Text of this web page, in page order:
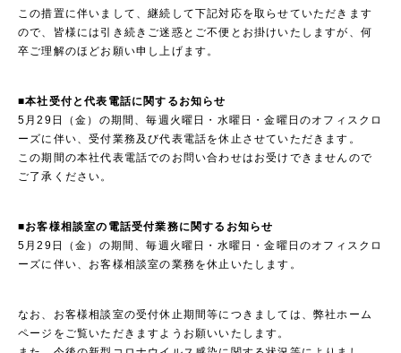
この措置に伴いまして、継続して下記対応を取らせていただきます
ので、皆様には引き続きご迷惑とご不便とお掛けいたしますが、何
卒ご理解のほどお願い申し上げます。
■本社受付と代表電話に関するお知らせ
5月29日（金）の期間、毎週火曜日・水曜日・金曜日のオフィスクロ
ーズに伴い、受付業務及び代表電話を休止させていただきます。
この期間の本社代表電話でのお問い合わせはお受けできませんので
ご了承ください。
■お客様相談室の電話受付業務に関するお知らせ
5月29日（金）の期間、毎週火曜日・水曜日・金曜日のオフィスクロ
ーズに伴い、お客様相談室の業務を休止いたします。
なお、お客様相談室の受付休止期間等につきましては、弊社ホーム
ページをご覧いただきますようお願いいたします。